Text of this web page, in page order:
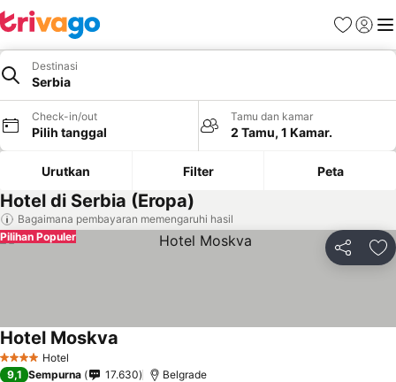
FavoritLogin
Destinasi
Serbia
Check-in/out
Pilih tanggal
Tamu dan kamar
2 Tamu, 1 Kamar.
Urutkan Filter Peta
Hotel di Serbia (Eropa)
Bagaimana pembayaran memengaruhi hasil
Bagikan
Pilihan Populer
4 BintangHotel
Hotel Moskva
9,1 Sempurna 17.630 Belgrade